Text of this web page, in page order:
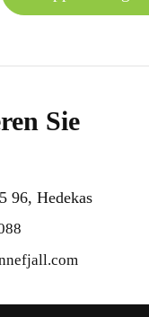
Sie
96, Hedekas